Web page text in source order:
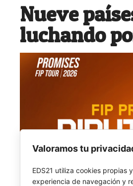
Nueve
luchando
Valoramos tu
EDS21 utiliza cookies propias
experiencia de navegación y